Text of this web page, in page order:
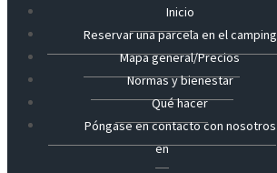
Inicio
Reservar una parcela en el camping
Mapa general/Precios
Normas y bienestar
Qué hacer
Póngase en contacto con nosotros
en